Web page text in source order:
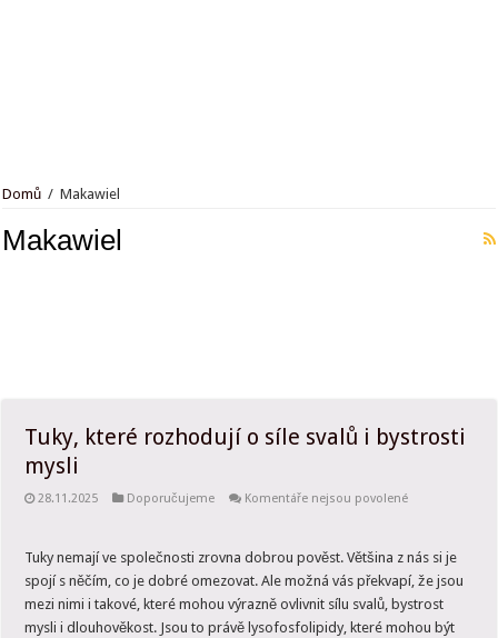
Domů / Makawiel
Makawiel
Tuky, které rozhodují o síle svalů i bystrosti
mysli
28.11.2025 Doporučujeme Komentáře nejsou povolenéu
Tuky,
rozhodují
o
síle
svalů
Tuky nemají ve společnosti zrovna dobrou pověst. Většina z nás si je
spojí s něčím, co je dobré omezovat. Ale možná vás překvapí, že jsou
mezi nimi i takové, které mohou výrazně ovlivnit sílu svalů, bystrost
mysli i dlouhověkost. Jsou to právě lysofosfolipidy, které mohou být